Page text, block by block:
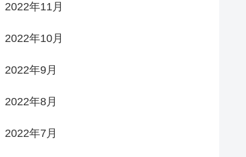
2022年11月
2022年10月
2022年9月
2022年8月
2022年7月